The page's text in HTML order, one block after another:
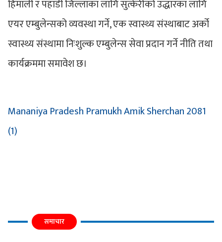
हिमाली र पहाडी जिल्लाका लागि सुत्केरीको उद्धारका लागि
एयर एम्बुलेन्सको व्यवस्था गर्ने, एक स्वास्थ्य संस्थाबाट अर्को
स्वास्थ्य संस्थामा निःशुल्क एम्बुलेन्स सेवा प्रदान गर्ने नीति तथा
कार्यक्रममा समावेश छ।
Mananiya Pradesh Pramukh Amik Sherchan 2081
(1)
समाचार